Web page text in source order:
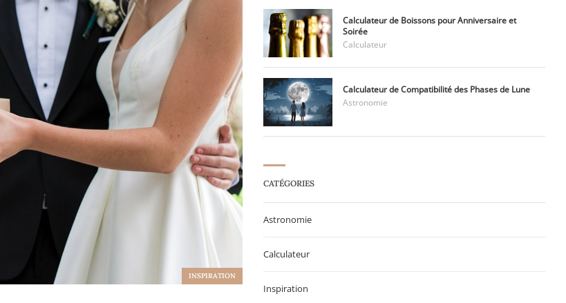
INSPIRATION
Calculateur de Boissons pour Anniversaire et
Soirée
Calculateur
Calculateur de Compatibilité des Phases de Lune
Astronomie
CATÉGORIES
Astronomie
Calculateur
Inspiration